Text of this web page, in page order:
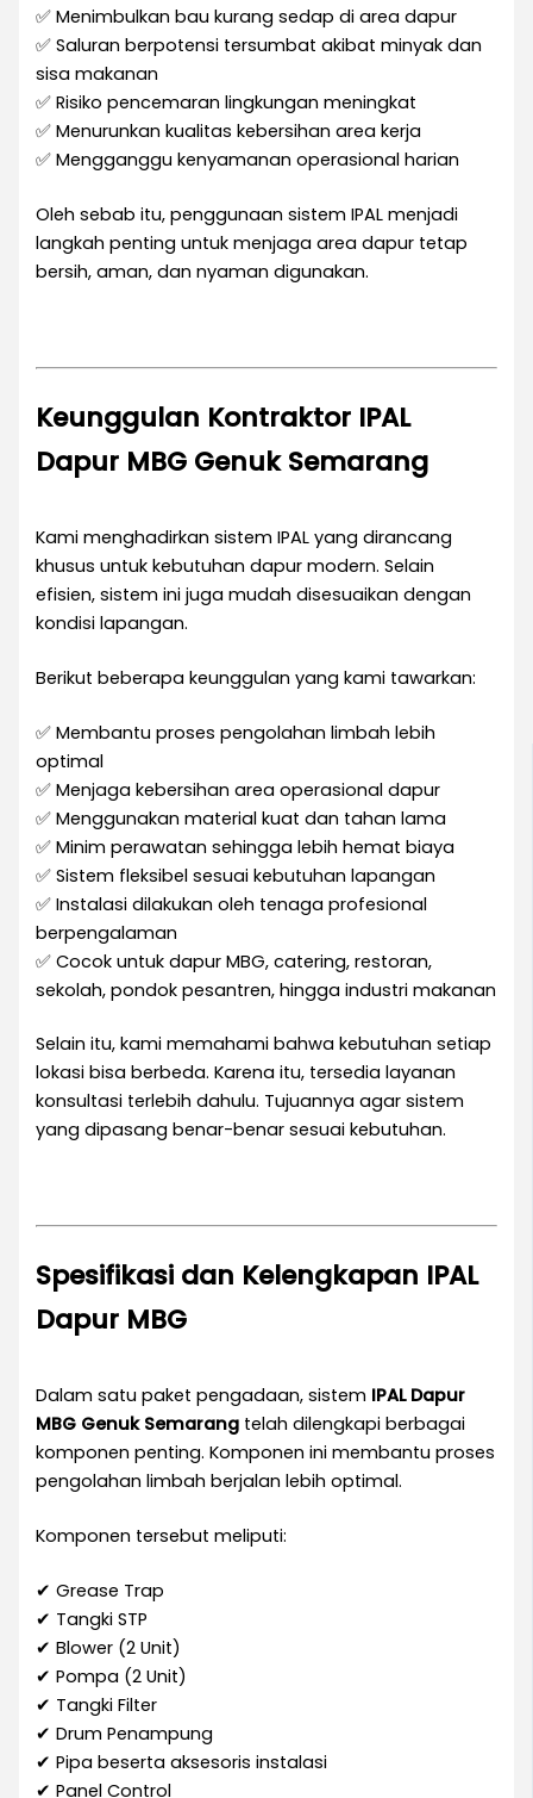
✅ Menimbulkan bau kurang sedap di area dapur
✅ Saluran berpotensi tersumbat akibat minyak dan
sisa makanan
✅ Risiko pencemaran lingkungan meningkat
✅ Menurunkan kualitas kebersihan area kerja
✅ Mengganggu kenyamanan operasional harian
Oleh sebab itu, penggunaan sistem IPAL menjadi
langkah penting untuk menjaga area dapur tetap
bersih, aman, dan nyaman digunakan.
Keunggulan Kontraktor IPAL
Dapur MBG Genuk Semarang
Kami menghadirkan sistem IPAL yang dirancang
khusus untuk kebutuhan dapur modern. Selain
efisien, sistem ini juga mudah disesuaikan dengan
kondisi lapangan.
Berikut beberapa keunggulan yang kami tawarkan:
✅ Membantu proses pengolahan limbah lebih
optimal
✅ Menjaga kebersihan area operasional dapur
✅ Menggunakan material kuat dan tahan lama
✅ Minim perawatan sehingga lebih hemat biaya
✅ Sistem fleksibel sesuai kebutuhan lapangan
✅ Instalasi dilakukan oleh tenaga profesional
berpengalaman
✅ Cocok untuk dapur MBG, catering, restoran,
sekolah, pondok pesantren, hingga industri makanan
Selain itu, kami memahami bahwa kebutuhan setiap
lokasi bisa berbeda. Karena itu, tersedia layanan
konsultasi terlebih dahulu. Tujuannya agar sistem
yang dipasang benar-benar sesuai kebutuhan.
Spesifikasi dan Kelengkapan IPAL
Dapur MBG
Dalam satu paket pengadaan, sistem IPAL Dapur
MBG Genuk Semarang telah dilengkapi berbagai
komponen penting. Komponen ini membantu proses
pengolahan limbah berjalan lebih optimal.
Komponen tersebut meliputi:
✔ Grease Trap
✔ Tangki STP
✔ Blower (2 Unit)
✔ Pompa (2 Unit)
✔ Tangki Filter
✔ Drum Penampung
✔ Pipa beserta aksesoris instalasi
✔ Panel Control